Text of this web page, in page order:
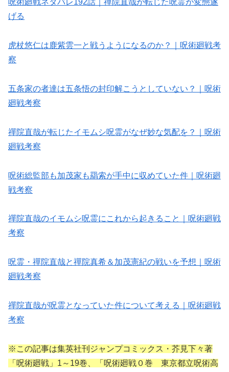
呪術廻戦ネタバレ192話｜禪院直哉が転じた呪霊が変態遂
げる
虎杖悠仁は鹿紫雲一と戦うようになるのか？｜呪術廻戦考
察
五条家の者達は五条悟の封印解こうとしていない？｜呪術
廻戦考察
禪院直哉が転じたイモムシ呪霊がなぜ妙な気配を？｜呪術
廻戦考察
呪術総監部も加茂家も羂索が手中に収めていた件｜呪術廻
戦考察
禪院直哉のイモムシ呪霊にこれから起きること｜呪術廻戦
考察
呪霊・禪院直哉と禪院真希＆加茂憲紀の戦いを予想｜呪術
廻戦考察
禪院直哉が呪霊となっていた件について考える｜呪術廻戦
考察
※この記事は集英社刊ジャンプコミックス・芥見下々著
「呪術廻戦」1～19巻、「呪術廻戦０巻 東京都立呪術高